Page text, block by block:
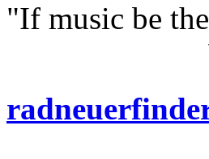
"If music be
William